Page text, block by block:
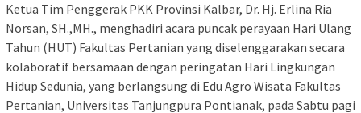
Ketua Tim Penggerak PKK Provinsi Kalbar, Dr. Hj. Erlina Ria
Norsan, SH.,MH., menghadiri acara puncak perayaan Hari Ulang
Tahun (HUT) Fakultas Pertanian yang diselenggarakan secara
kolaboratif bersamaan dengan peringatan Hari Lingkungan
Hidup Sedunia, yang berlangsung di Edu Agro Wisata Fakultas
Pertanian, Universitas Tanjungpura Pontianak, pada Sabtu pagi